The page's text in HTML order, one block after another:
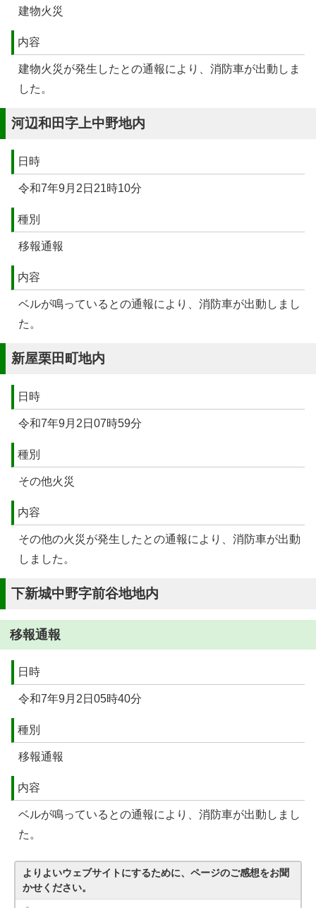
建物火災
内容
建物火災が発生したとの通報により、消防車が出動しま
した。
河辺和田字上中野地内
日時
令和7年9月2日21時10分
種別
移報通報
内容
ベルが鳴っているとの通報により、消防車が出動しまし
た。
新屋栗田町地内
日時
令和7年9月2日07時59分
種別
その他火災
内容
その他の火災が発生したとの通報により、消防車が出動
しました。
下新城中野字前谷地地内
移報通報
日時
令和7年9月2日05時40分
種別
移報通報
内容
ベルが鳴っているとの通報により、消防車が出動しまし
た。
よりよいウェブサイトにするために、ページのご感想をお聞
かせください。